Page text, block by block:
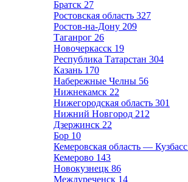
Братск 27
Ростовская область 327
Ростов-на-Дону 209
Таганрог 26
Новочеркасск 19
Республика Татарстан 304
Казань 170
Набережные Челны 56
Нижнекамск 22
Нижегородская область 301
Нижний Новгород 212
Дзержинск 22
Бор 10
Кемеровская область — Кузбасс
Кемерово 143
Новокузнецк 86
Междуреченск 14